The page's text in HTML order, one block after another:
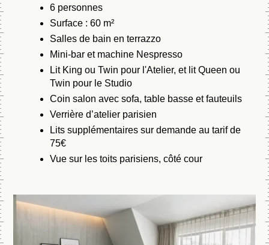
6 personnes
Surface : 60 m²
Salles de bain en terrazzo
Mini-bar et machine Nespresso
Lit King ou Twin pour l'Atelier, et lit Queen ou
Twin pour le Studio
Coin salon avec sofa, table basse et fauteuils
Verrière d’atelier parisien
Lits supplémentaires sur demande au tarif de
75€
Vue sur les toits parisiens, côté cour